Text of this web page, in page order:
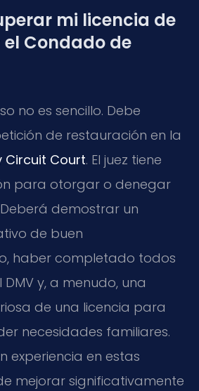
mi licencia de
Condado de
no es sencillo. Debe
de restauración en la
Circuit Court. El juez tiene
para otorgar o denegar
demostrar un
de buen
haber completado todos
y, a menudo, una
de una licencia para
necesidades familiares.
experiencia en estas
mejorar significativamente